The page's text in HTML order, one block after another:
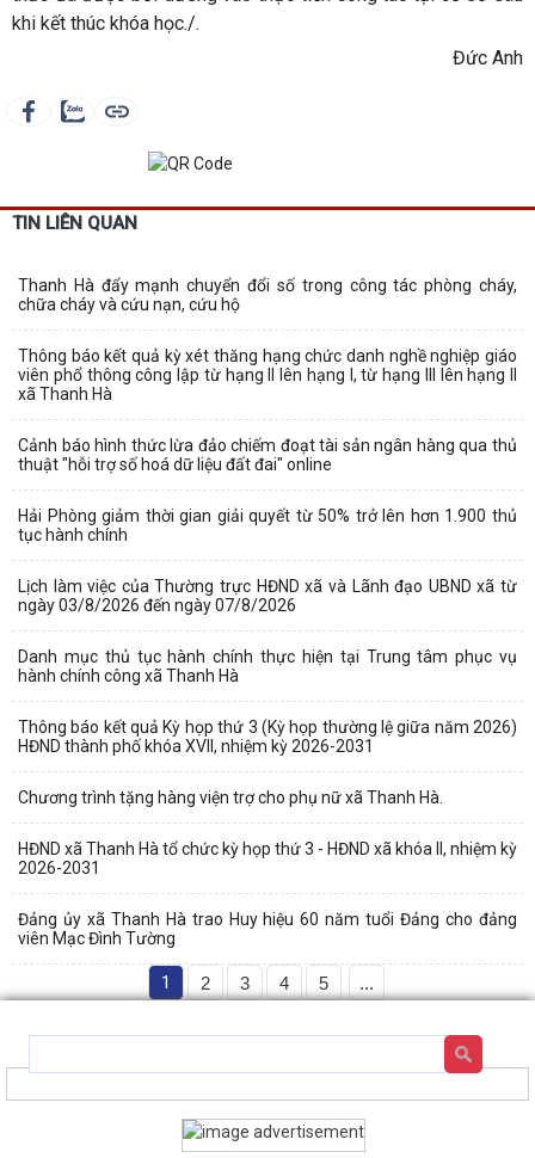
khi kết thúc khóa học./.
Đức Anh
TIN LIÊN QUAN
Thanh Hà đẩy mạnh chuyển đổi số trong công tác phòng cháy,
chữa cháy và cứu nạn, cứu hộ
Thông báo kết quả kỳ xét thăng hạng chức danh nghề nghiệp giáo
viên phổ thông công lập từ hạng II lên hạng I, từ hạng III lên hạng II
xã Thanh Hà
Cảnh báo hình thức lừa đảo chiếm đoạt tài sản ngân hàng qua thủ
thuật "hỗi trợ số hoá dữ liệu đất đai" online
Hải Phòng giảm thời gian giải quyết từ 50% trở lên hơn 1.900 thủ
tục hành chính
Lịch làm việc của Thường trực HĐND xã và Lãnh đạo UBND xã từ
ngày 03/8/2026 đến ngày 07/8/2026
Danh mục thủ tục hành chính thực hiện tại Trung tâm phục vụ
hành chính công xã Thanh Hà
Thông báo kết quả Kỳ họp thứ 3 (Kỳ họp thường lệ giữa năm 2026)
HĐND thành phố khóa XVII, nhiệm kỳ 2026-2031
Chương trình tặng hàng viện trợ cho phụ nữ xã Thanh Hà.
HĐND xã Thanh Hà tổ chức kỳ họp thứ 3 - HĐND xã khóa II, nhiệm kỳ
2026-2031
Đảng ủy xã Thanh Hà trao Huy hiệu 60 năm tuổi Đảng cho đảng
viên Mạc Đình Tường
1 2 3 4 5 ...